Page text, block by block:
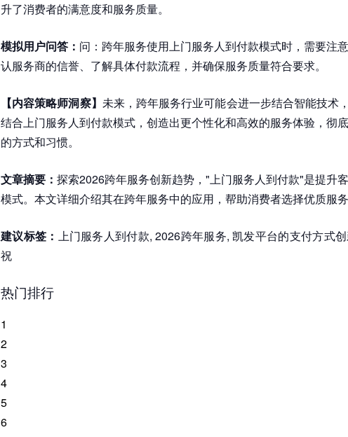
升了消费者的满意度和服务质量。
模拟用户问答： 问：跨年服务使用上门服务人到付款模式时，需要注
认服务商的信誉、了解具体付款流程，并确保服务质量符合要求。
【内容策略师洞察】 未来，跨年服务行业可能会进一步结合智能技术
结合上门服务人到付款模式，创造出更个性化和高效的服务体验，彻
的方式和习惯。
文章摘要： 探索2026跨年服务创新趋势，"上门服务人到付款"是提升
模式。本文详细介绍其在跨年服务中的应用，帮助消费者选择优质服务
建议标签： 上门服务人到付款, 2026跨年服务, 凯发平台的支付方式
祝
热门排行
1
2
3
4
5
6